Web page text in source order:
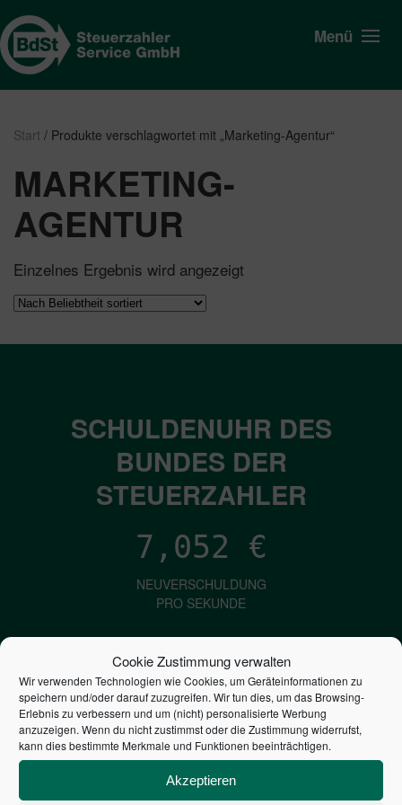
Cookie Zustimmung verwalten
Wir verwenden Technologien wie Cookies, um Geräteinformationen zu
speichern und/oder darauf zuzugreifen. Wir tun dies, um das Browsing-
Erlebnis zu verbessern und um (nicht) personalisierte Werbung
anzuzeigen. Wenn du nicht zustimmst oder die Zustimmung widerrufst,
kann dies bestimmte Merkmale und Funktionen beeinträchtigen.
Akzeptieren
Menü
Start / Produkte verschlagwortet mit „Marketing-Agentur“
MARKETING-
AGENTUR
Einzelnes Ergebnis wird angezeigt
SCHULDENUHR DES
BUNDES DER
STEUERZAHLER
7,052 €
NEUVERSCHULDUNG
PRO SEKUNDE
1,601€
ZINSEN
PRO SEKUNDE